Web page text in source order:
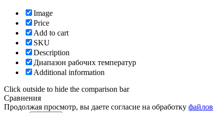
Image
Price
Add to cart
SKU
Description
Диапазон рабочих температур
Additional information
Click outside to hide the comparison bar
Сравнения
Продолжая просмотр, вы даете согласие на обработку файлов